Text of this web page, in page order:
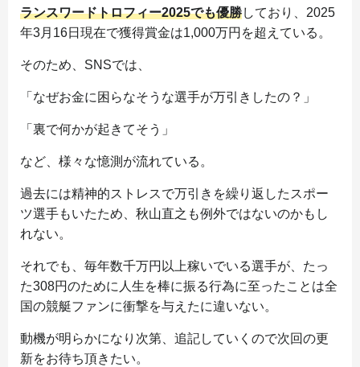
ランスワードトロフィー2025でも優勝しており、2025
年3月16日現在で獲得賞金は1,000万円を超えている。
そのため、SNSでは、
「なぜお金に困らなそうな選手が万引きしたの？」
「裏で何かが起きてそう」
など、様々な憶測が流れている。
過去には精神的ストレスで万引きを繰り返したスポー
ツ選手もいたため、秋山直之も例外ではないのかもし
れない。
それでも、毎年数千万円以上稼いでいる選手が、たっ
た308円のために人生を棒に振る行為に至ったことは全
国の競艇ファンに衝撃を与えたに違いない。
動機が明らかになり次第、追記していくので次回の更
新をお待ち頂きたい。